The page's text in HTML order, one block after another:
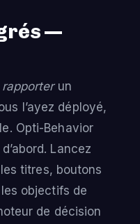
—
rapporterun
l’ayez déployé,
Opti-Behavior
d’abord. Lancez
titres, boutons
objectifs de
de décision